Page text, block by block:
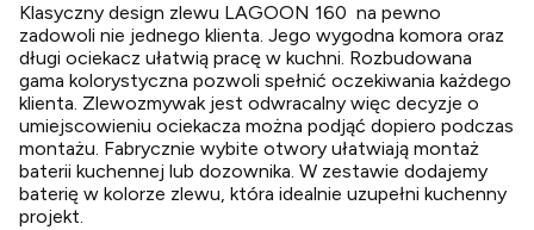
Klasyczny design zlewu LAGOON 160 na pewno
zadowoli nie jednego klienta. Jego wygodna komora oraz
długi ociekacz ułatwią pracę w kuchni. Rozbudowana
gama kolorystyczna pozwoli spełnić oczekiwania każdego
klienta. Zlewozmywak jest odwracalny więc decyzje o
umiejscowieniu ociekacza można podjąć dopiero podczas
montażu. Fabrycznie wybite otwory ułatwiają montaż
baterii kuchennej lub dozownika. W zestawie dodajemy
baterię w kolorze zlewu, która idealnie uzupełni kuchenny
projekt.